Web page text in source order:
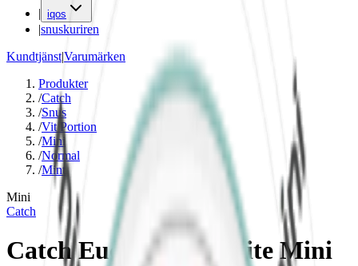
| iqos
|snuskuriren
Kundtjänst|Varumärken
Produkter
/Catch
/Snus
/Vit Portion
/Mini
/Normal
/Mint
Mini
Catch
Catch Eucalyptus White Mini